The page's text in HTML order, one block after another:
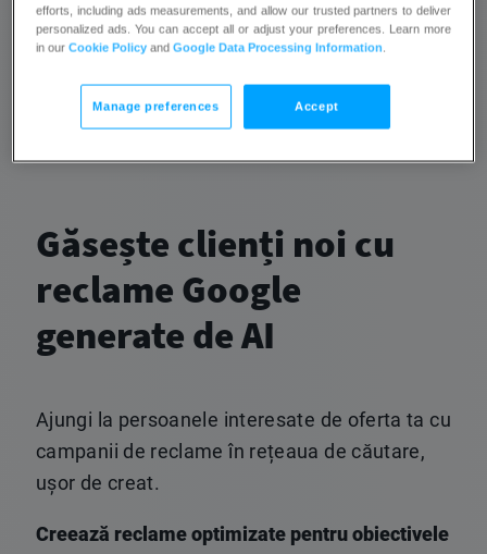
Rulează reclame Google și Meta direct din contul
tău GetResponse și targetează cu precizie
folosind informațiile obținute din campaniile tale
de email marketing.
Găsește clienți noi cu
reclame Google
generate de AI
Ajungi la persoanele interesate de oferta ta cu
campanii de reclame în rețeaua de căutare,
ușor de creat.
Creează reclame optimizate pentru obiectivele
efforts, including ads measurements, and allow our trusted partners to deliver
personalized ads. You can accept all or adjust your preferences. Learn more
in ourCookie Policy andGoogle Data Processing Information.
Manage preferences Accept